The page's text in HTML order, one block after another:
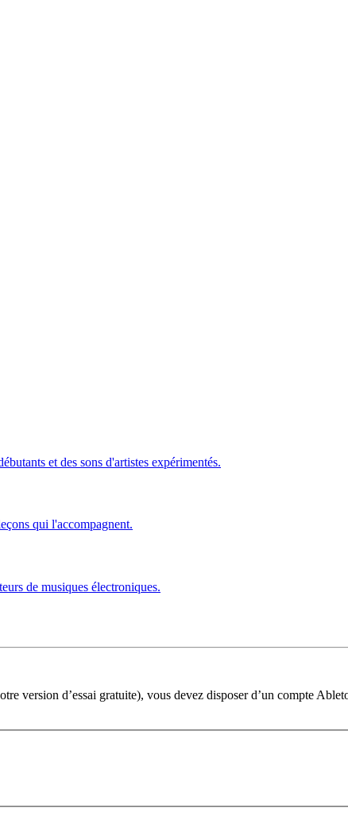
et des sons d'artistes expérimentés.
qui l'accompagnent.
de musiques électroniques.
version d’essai gratuite), vous devez disposer d’un compte